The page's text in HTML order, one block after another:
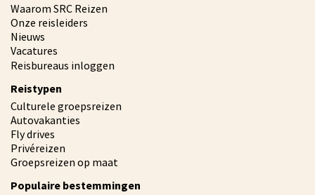
Waarom SRC Reizen
Onze reisleiders
Nieuws
Vacatures
Reisbureaus inloggen
Reistypen
Culturele groepsreizen
Autovakanties
Fly drives
Privéreizen
Groepsreizen op maat
Populaire bestemmingen